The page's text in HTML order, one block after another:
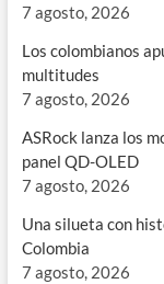
7 agosto, 2026
Los colombianos
multitudes
7 agosto, 2026
ASRock lanza los
panel QD-OLED
7 agosto, 2026
Una silueta con
Colombia
7 agosto, 2026